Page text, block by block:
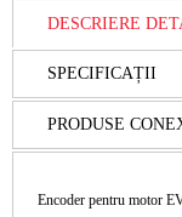
DESCRIERE
SPECIFICAȚII
PRODUSE
Encoder pentru motor